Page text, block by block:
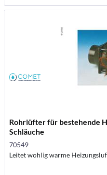
Rohrlüfter für bestehende
Schläuche
70549
Leitet wohlig warme